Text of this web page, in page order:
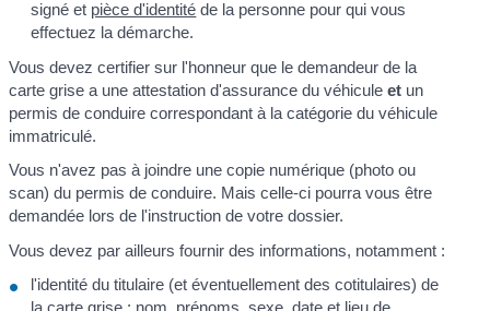
signé et pièce d'identité de la personne pour qui vous
effectuez la démarche.
Vous devez certifier sur l'honneur que le demandeur de la
carte grise a une attestation d'assurance du véhiculeet un
permis de conduire correspondant à la catégorie du véhicule
immatriculé.
Vous n'avez pas à joindre une copie numérique (photo ou
scan) du permis de conduire. Mais celle-ci pourra vous être
demandée lors de l'instruction de votre dossier.
Vous devez par ailleurs fournir des informations, notamment :
l'identité du titulaire (et éventuellement des cotitulaires) de